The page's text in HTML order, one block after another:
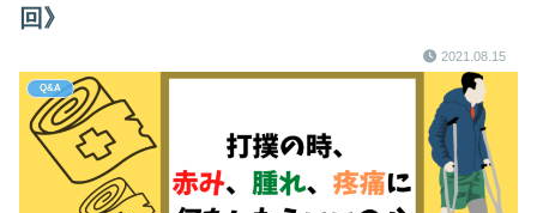
回》
2021.08.15
Q&A